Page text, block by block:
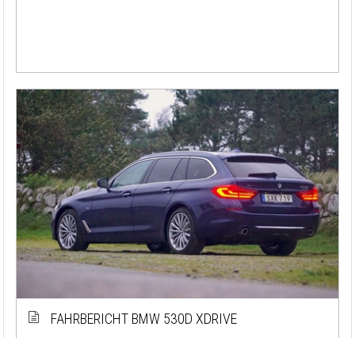
FAHRBERICHT BMW 530D XDRIVE